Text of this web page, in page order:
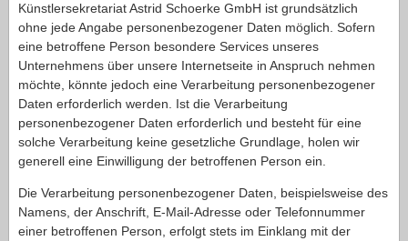
Künstlersekretariat Astrid Schoerke GmbH ist grundsätzlich
ohne jede Angabe personenbezogener Daten möglich. Sofern
eine betroffene Person besondere Services unseres
Unternehmens über unsere Internetseite in Anspruch nehmen
möchte, könnte jedoch eine Verarbeitung personenbezogener
Daten erforderlich werden. Ist die Verarbeitung
personenbezogener Daten erforderlich und besteht für eine
solche Verarbeitung keine gesetzliche Grundlage, holen wir
generell eine Einwilligung der betroffenen Person ein.
Die Verarbeitung personenbezogener Daten, beispielsweise des
Namens, der Anschrift, E-Mail-Adresse oder Telefonnummer
einer betroffenen Person, erfolgt stets im Einklang mit der